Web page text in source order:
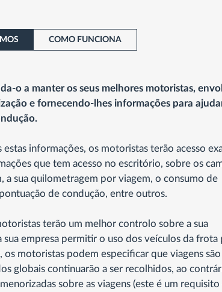
COMO FUNCIONA
o a manter os seus melhores motoristas,
e fornecendo-lhes informações para
informações, os motoristas terão acesso
que tem acesso no escritório, sobre os
a sua quilometragem por viagem, o consumo de
de condução, entre outros.
terão um melhor controlo sobre a sua
sua empresa permitir o uso dos veículos da frota
os motoristas podem especificar que viagens são
globais continuarão a ser recolhidos, ao
sobre as viagens (este é um requisito